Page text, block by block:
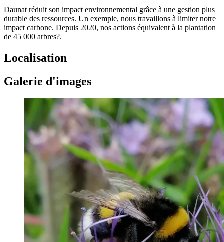
Daunat réduit son impact environnemental grâce à une gestion plus
durable des ressources. Un exemple, nous travaillons à limiter notre
impact carbone. Depuis 2020, nos actions équivalent à la plantation
de 45 000 arbres?.
Localisation
Galerie d'images